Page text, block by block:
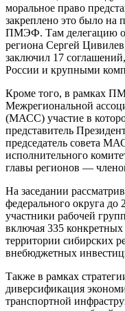
моральное право
закреплено это было на
ПМЭФ. Там делегацию
региона Сергей
заключил 17
России и крупными
Кроме того, в рамках
Межрегиональной
(МАСС) участие в
представитель
председатель совета
исполнительного
главы регионов —
На заседании
федерального округа до
участники рабочей
включая 335
территории сибирских
внебюджетных
Также в рамках
диверсификация
транспортной